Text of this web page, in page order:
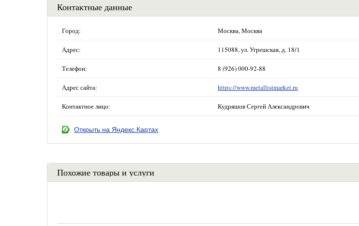
Контактные данные
Город: Москва, Москва
Адрес: 115088, ул. Угрешская, д. 18/1
Телефон: 8 (926) 000-92-88
Адрес сайта: https://www.metallistmarket.ru
Контактное лицо: Кудряшов Сергей Александрович
Открыть на Яндекс.Картах
Похожие товары и услуги